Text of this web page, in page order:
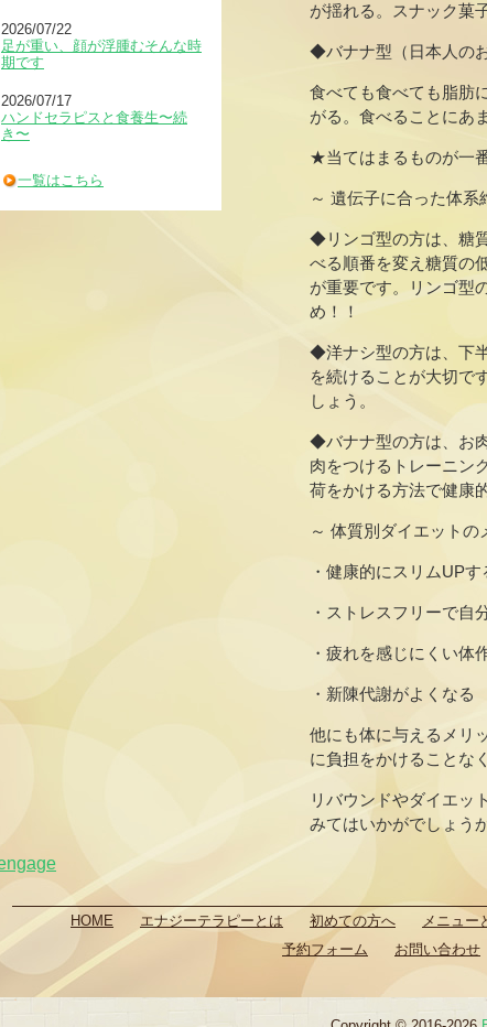
が揺れる。スナック菓
◆バナナ型（日本人の
食べても食べても脂肪
がる。食べることにあ
★当てはまるものが一
～ 遺伝子に合った体系
◆リンゴ型の方は、糖
べる順番を変え糖質の
が重要です。リンゴ型
め！！
◆洋ナシ型の方は、下
を続けることが大切で
しょう。
◆バナナ型の方は、お
肉をつけるトレーニン
荷をかける方法で健康
～ 体質別ダイエットの
・健康的にスリムUP
・ストレスフリーで自
・疲れを感じにくい体
・新陳代謝がよくなる
他にも体に与えるメリ
に負担をかけることな
リバウンドやダイエッ
みてはいかがでしょう
2026/07/22
足が重い、顔が浮腫むそんな時
期です
2026/07/17
ハンドセラピスと食養生〜続
き〜
一覧はこちら
HOME エナジーテラピーとは 初めての方へ メニュー
予約フォーム
お問い合わせ